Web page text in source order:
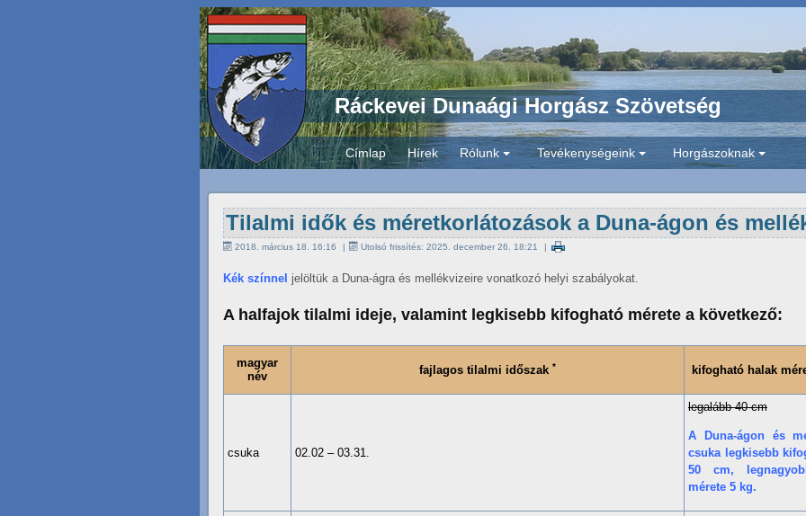
Ráckevei Dunaági Horgász Szövetség
Címlap Hírek Rólunk
+
Tevékenységeink
+
Horgászoknak
+
Tilalmi idők és méretkorlátozások a Duna-ágon és
2018. március 18. 16:16 Utolsó frissítés: 2025. december 26. 18:21
Kék színnel jelöltük a Duna-ágra és mellékvizeire vonatkozó helyi szabályokat.
A halfajok tilalmi ideje, valamint legkisebb kifogható mérete a következő:
magyar
név
fajlagos tilalmi időszak * kifogható halak
csuka 02.02 – 03.31.
legalább 40 cm
A Duna-ágon és
csuka legkisebb
50 cm,
mérete 5 kg.